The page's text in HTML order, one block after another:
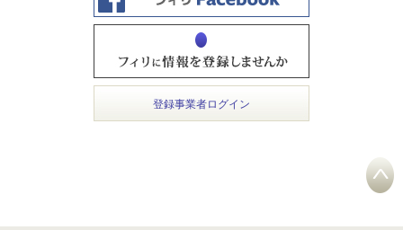
登録事業者ログイン